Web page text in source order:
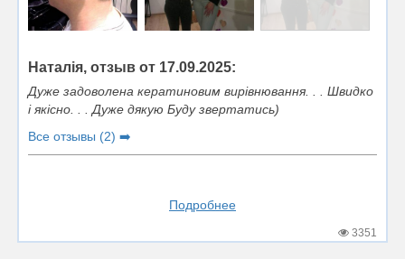
Наталія, отзыв от 17.09.2025:
Дуже задоволена кератиновим вирівнювання. . . Швидко
і якісно. . . Дуже дякую Буду звертатись)
Все отзывы (2) ➡️
Подробнее
3351